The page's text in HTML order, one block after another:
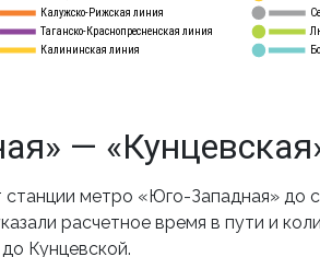
Калужско-Рижская линия
Таганско-Краснопресненская линия
Калининская линия
—
метро «Юго-Западная» до
расчетное время в пути и
Кунцевской.